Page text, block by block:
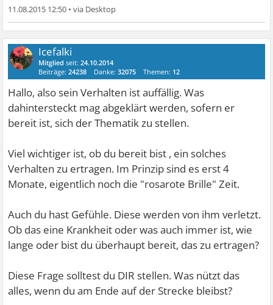
11.08.2015 12:50 •
Icefalki
Mitglied seit:24.10.2014
Beiträge:24238 Danke:32075 Themen: 12
Hallo, also sein Verhalten ist auffällig. Was
dahintersteckt mag abgeklärt werden, sofern er
bereit ist, sich der Thematik zu stellen.
Viel wichtiger ist, ob du bereit bist , ein solches
Verhalten zu ertragen. Im Prinzip sind es erst 4
Monate, eigentlich noch die "rosarote Brille" Zeit.
Auch du hast Gefühle. Diese werden von ihm verletzt.
Ob das eine Krankheit oder was auch immer ist, wie
lange oder bist du überhaupt bereit, das zu ertragen?
Diese Frage solltest du DIR stellen. Was nützt das
alles, wenn du am Ende auf der Strecke bleibst?